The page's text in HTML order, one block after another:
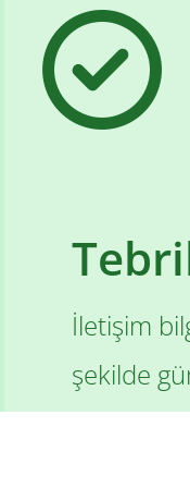
İletişim
şekilde